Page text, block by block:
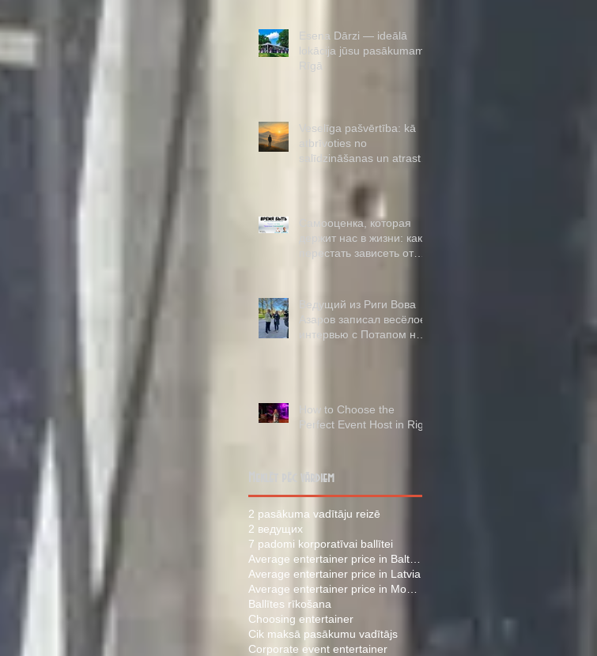
Esena Dārzi — ideālā
lokācija jūsu pasākumam
Rīgā
Veselīga pašvērtība: kā
atbrīvoties no
salīdzināšanas un atrast
Самооценка, которая
держит нас в жизни: как
перестать зависеть от
Ведущий из Риги Вова
Азаров записал весёлое
интервью с Потапом на
How to Choose the
Perfect Event Host in Riga
Meklēt pēc vārdiem
2 pasākuma vadītāju reizē
2 ведущих
7 padomi korporatīvai ballītei
Average entertainer price in Latvia
Ballītes rīkošana
Choosing entertainer
Cik maksā pasākumu vadītājs
Corporate event entertainer